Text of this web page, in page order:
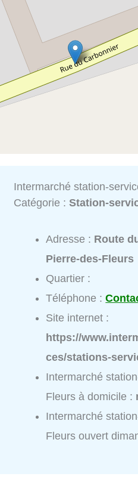
Intermarché station-
Catégorie :Station-
Adresse : Route
Pierre-des-Fleurs
Quartier :
Téléphone :
Site internet :
https://
ces/stations-
Intermarché
Fleurs à domicile :
Intermarché
Fleurs ouvert